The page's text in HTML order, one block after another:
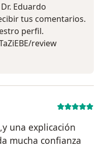
Eduardo
tus comentarios.
perfil.
review
una explicación
mucha confianza